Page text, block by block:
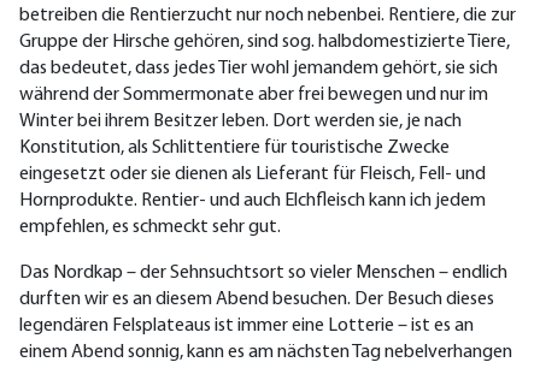
betreiben die Rentierzucht nur noch nebenbei. Rentiere, die zur
Gruppe der Hirsche gehören, sind sog. halbdomestizierte Tiere,
das bedeutet, dass jedes Tier wohl jemandem gehört, sie sich
während der Sommermonate aber frei bewegen und nur im
Winter bei ihrem Besitzer leben. Dort werden sie, je nach
Konstitution, als Schlittentiere für touristische Zwecke
eingesetzt oder sie dienen als Lieferant für Fleisch, Fell- und
Hornprodukte. Rentier- und auch Elchfleisch kann ich jedem
empfehlen, es schmeckt sehr gut.
Das Nordkap – der Sehnsuchtsort so vieler Menschen – endlich
durften wir es an diesem Abend besuchen. Der Besuch dieses
legendären Felsplateaus ist immer eine Lotterie – ist es an
einem Abend sonnig, kann es am nächsten Tag nebelverhangen